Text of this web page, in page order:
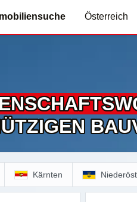
Österreich
Kärnten